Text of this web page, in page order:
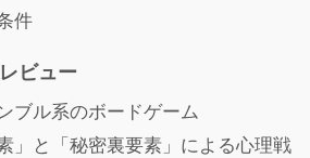
件
ビュー
ブル系のボードゲーム
」と「秘密裏要素」による心理戦